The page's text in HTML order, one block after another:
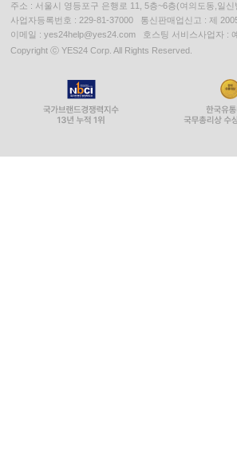
주소 : 서울시 영등포구 은행로 11, 5층~6층(여의도동,일신
사업자등록번호 : 229-81-37000 통신판매업신고 : 제
이메일 : yes24help@yes24.com 호스팅 서비스사업자 :
Copyright ⓒ YES24 Corp. All Rights Reserved.